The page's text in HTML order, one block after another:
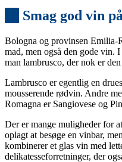
Smag god vin
Bologna og provinsen Emilia-
mad, men også den gode vin.
man lambrusco, der nok er
Lambrusco er egentlig en
mousserende rødvin. Andre
Romagna er Sangiovese og
Der er mange muligheder for
oplagt at besøge en vinbar,
kombinerer et glas vin med
delikatesseforretninger, der